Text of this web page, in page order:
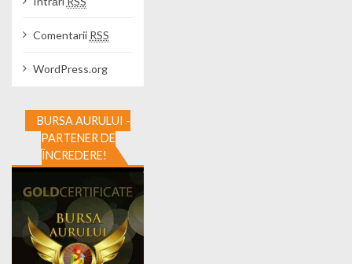
Comentarii RSS
WordPress.org
BURSA AURULUI -
PARTENER DE
ÎNCREDERE!